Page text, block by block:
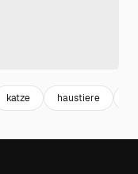
katze haustiere